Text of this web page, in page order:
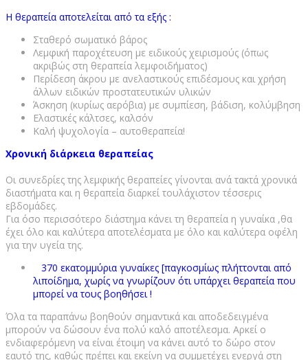
Η θεραπεία αποτελείται από τα εξής :
Σταθερό σωματικό βάρος
Λεμφική παροχέτευση με ειδικούς χειρισμούς (όπως
ακριβώς στη θεραπεία λεμφοιδήματος)
Περίδεση άκρου με ανελαστικούς επιδέσμους και χρήση
άλλων ειδικών προστατευτικών υλικών
Άσκηση (κυρίως αερόβια) με συμπίεση, βάδιση, κολύμβηση
Ελαστικές κάλτσες, καλσόν
Καλή ψυχολογία – αυτοθεραπεία!
Χρονική διάρκεια θεραπείας
Οι συνεδρίες της λεμφικής θεραπείες γίνονται ανά τακτά χρονικά
διαστήματα και η θεραπεία διαρκεί τουλάχιστον τέσσερις
εβδομάδες.
Για όσο περισσότερο διάστημα κάνει τη θεραπεία η γυναίκα ,θα
έχει όλο και καλύτερα αποτελέσματα με όλο και καλύτερα οφέλη
για την υγεία της.
370 εκατομμύρια γυναίκες [παγκοσμίως πλήττονται από
λιποίδημα, χωρίς να γνωρίζουν ότι υπάρχει θεραπεία που
μπορεί να τους βοηθήσει !
Όλα τα παραπάνω βοηθούν σημαντικά και αποδεδειγμένα
μπορούν να δώσουν ένα πολύ καλό αποτέλεσμα. Αρκεί ο
ενδιαφερόμενη να είναι έτοιμη να κάνει αυτό το δώρο στον
εαυτό της, καθώς πρέπει και εκείνη να συμμετέχει ενεργά στη